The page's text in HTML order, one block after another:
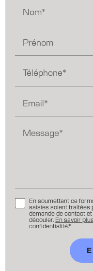
Nom*
Prénom
Téléphone*
Email*
Message*
En soumettant ce
saisies soient traitées
demande de contact
découler. En savoir
confidentialité.*